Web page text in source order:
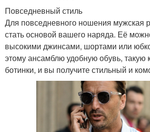
Повседневный стиль
Для повседневного ношения мужская
стать основой вашего наряда. Её
высокими джинсами, шортами или
этому ансамблю удобную обувь, такую
ботинки, и вы получите стильный и